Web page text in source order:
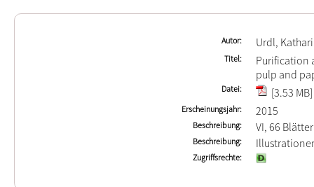
Autor Urdl,
Titel
Purification
pulp and
Datei [3.53 MB]
Erscheinungsjahr 2015
Beschreibung VI, 66 Blätter
Beschreibung
Zugriffsrechte